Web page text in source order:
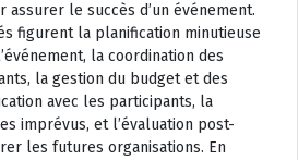
le succès d’un événement.
figurent la planification minutieuse
la coordination des
la gestion du budget et des
avec les participants, la
imprévus, et l’évaluation post-
les futures organisations. En